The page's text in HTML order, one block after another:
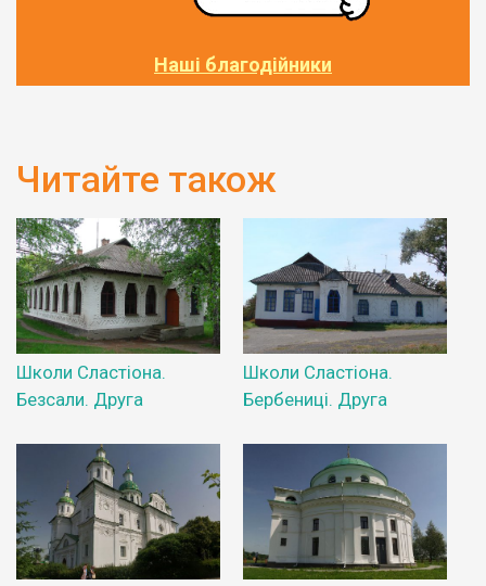
Наші благодійники
Читайте також
Школи Сластіона.
Безсали. Друга
Школи Сластіона.
Бербениці. Друга